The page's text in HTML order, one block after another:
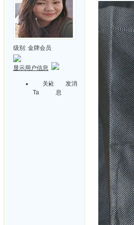
级别: 金牌会员
显示用户信息
关注
Ta
发消
息